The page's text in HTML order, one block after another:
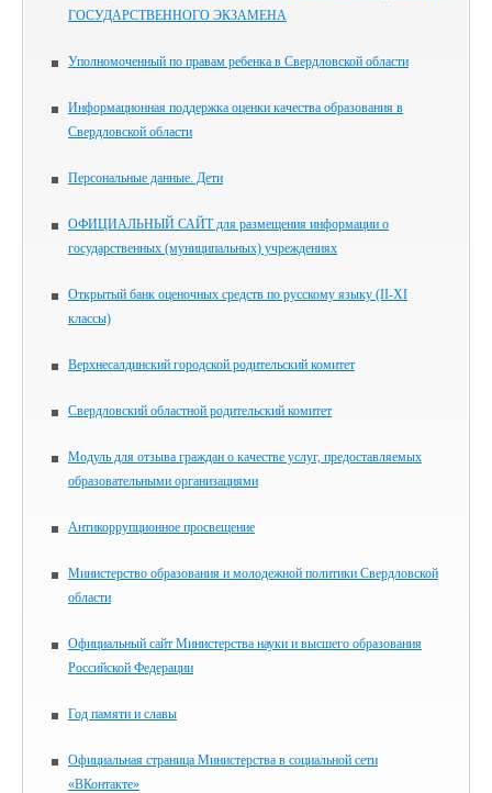
ГОСУДАРСТВЕННОГО ЭКЗАМЕНА
Уполномоченный по правам ребенка в Свердловской области
Информационная поддержка оценки качества образования в
Свердловской области
Персональные данные. Дети
ОФИЦИАЛЬНЫЙ САЙТ для размещения информации о
государственных (муниципальных) учреждениях
Открытый банк оценочных средств по русскому языку (II-XI
классы)
Верхнесалдинский городской родительский комитет
Свердловский областной родительский комитет
Модуль для отзыва граждан о качестве услуг, предоставляемых
образовательными организациями
Антикоррупционное просвещение
Министерство образования и молодежной политики Свердловской
области
Официальный сайт Министерства науки и высшего образования
Российской Федерации
Год памяти и славы
Официальная страница Министерства в социальной сети
«ВКонтакте»